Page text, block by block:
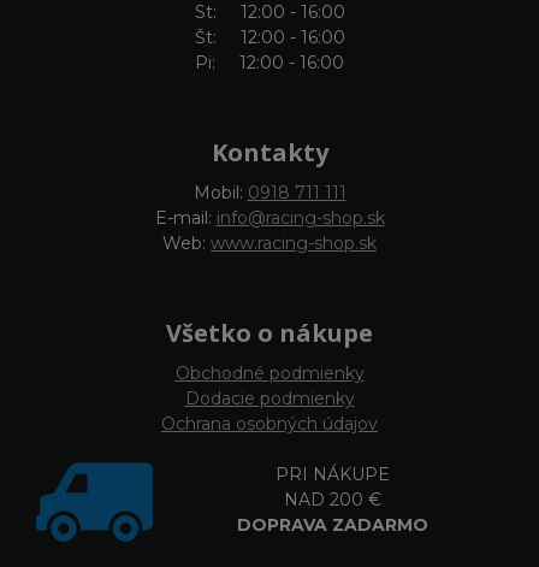
St: 12:00 - 16:00
Št: 12:00 - 16:00
Pi: 12:00 - 16:00
Kontakty
Mobil: 0918 711 111
E-mail: info@racing-shop.sk
Web: www.racing-shop.sk
Všetko o nákupe
Obchodné podmienky
Dodacie podmienky
Ochrana osobných údajov
PRI NÁKUPE
NAD 200 €
DOPRAVA ZADARMO